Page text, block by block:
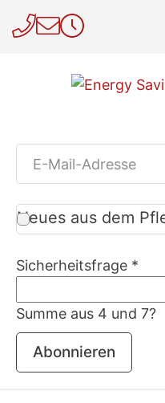
Neues aus dem
Sicherheitsfrage *
Summe aus 4 und 7?
Abonnieren